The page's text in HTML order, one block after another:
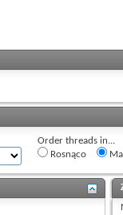
Order threads in...
Rosnąco